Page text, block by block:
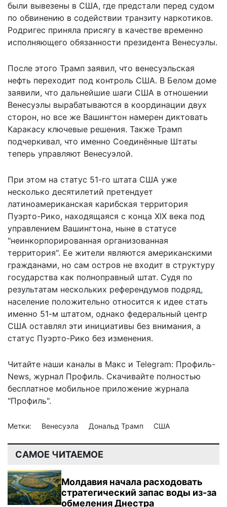
были вывезены в США, где предстали перед судом
по обвинению в содействии транзиту наркотиков.
Родригес приняла присягу в качестве временно
исполняющего обязанности президента Венесуэлы.
После этого Трамп заявил, что венесуэльская
нефть переходит под контроль США. В Белом доме
заявили, что дальнейшие шаги США в отношении
Венесуэлы вырабатываются в координации двух
сторон, но все же Вашингтон намерен диктовать
Каракасу ключевые решения. Также Трамп
подчеркивал, что именно Соединённые Штаты
теперь управляют Венесуэлой.
При этом на статус 51-го штата США уже
несколько десятилетий претендует
латиноамериканская карибская территория
Пуэрто-Рико, находящаяся с конца XIX века под
управлением Вашингтона, ныне в статусе
"неинкорпорированная организованная
территория". Ее жители являются американскими
гражданами, но сам остров не входит в структуру
государства как полноправный штат. Судя по
результатам нескольких референдумов подряд,
население положительно относится к идее стать
именно 51-м штатом, однако федеральный центр
США оставлял эти инициативы без внимания, а
статус Пуэрто-Рико без изменения.
Читайте наши каналы в Макс и Telegram: Профиль-
News, журнал Профиль. Скачивайте полностью
бесплатное мобильное приложение журнала
"Профиль".
Метки: Венесуэла Дональд Трамп США
САМОЕ ЧИТАЕМОЕ
Молдавия начала расходовать
стратегический запас воды из-за
обмеления Днестра